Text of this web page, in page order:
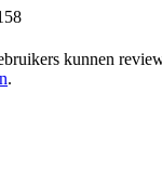
kunnen
.